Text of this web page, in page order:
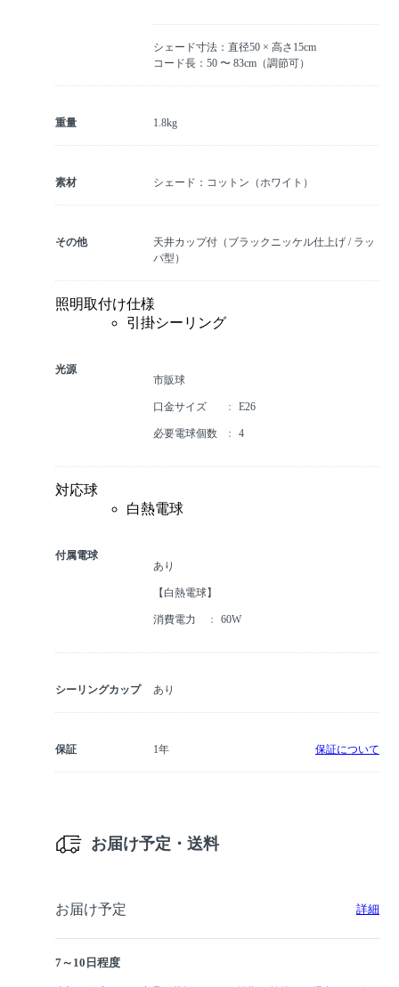
シェード寸法：直径50 × 高さ15cm
コード長：50 〜 83cm（調節可）
重量 1.8kg
素材 シェード：コットン（ホワイト）
その他
天井カップ付（ブラックニッケル仕上げ / ラッ
パ型）
照明取付け仕様
引掛シーリング
光源
市販球
口金サイズ E26
必要電球個数 4
対応球
白熱電球
付属電球
あり
【白熱電球】
消費電力 60W
シーリングカップ あり
保証 1年 保証について
お届け予定・送料
お届け予定 詳細
7～10日程度